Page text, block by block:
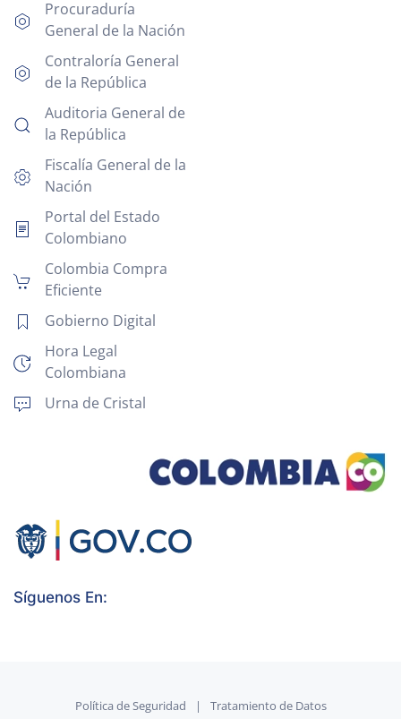
Procuraduría
General de la Nación
Contraloría General
de la República
Auditoria General de
la República
Fiscalía General de la
Nación
Portal del Estado
Colombiano
Colombia Compra
Eficiente
Gobierno Digital
Hora Legal
Colombiana
Urna de Cristal
Síguenos En:
Política de Seguridad | Tratamiento de Datos